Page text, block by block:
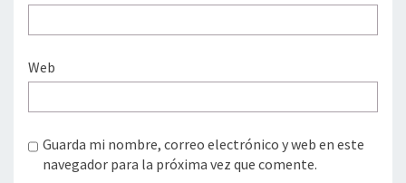
Web
Guarda mi nombre, correo electrónico y web en este
navegador para la próxima vez que comente.